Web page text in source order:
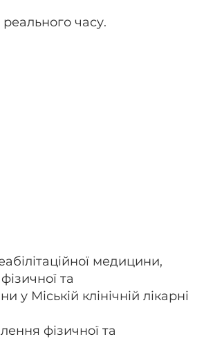
часу.
медицини,
та
у Міській клінічній лікарні
фізичної та